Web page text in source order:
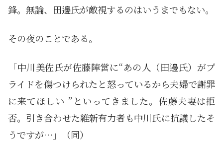
鋒。無論、田邊氏が敵視するのはいうまでもない。
その夜のことである。
「中川美佐氏が佐藤陣営に“あの人（田邊氏）がプ
ライドを傷つけられたと怒っているから夫婦で謝罪
に来てほしい ”といってきました。佐藤夫妻は拒
否。引き合わせた維新有力者も中川氏に抗議したそ
うですが…」（同）